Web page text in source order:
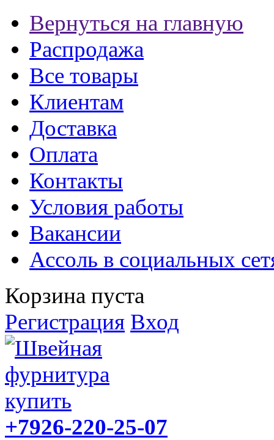
Вернуться на главную
Распродажа
Все товары
Клиентам
Доставка
Оплата
Контакты
Условия работы
Вакансии
Ассоль в социальных
Корзина пуста
Регистрация Вход
+7926-220-25-07